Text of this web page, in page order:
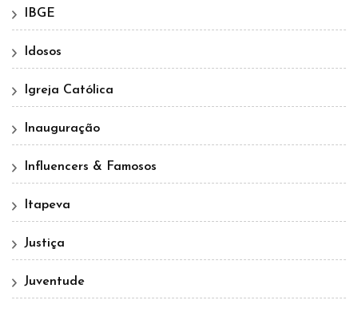
IBGE
Idosos
Igreja Católica
Inauguração
Influencers & Famosos
Itapeva
Justiça
Juventude